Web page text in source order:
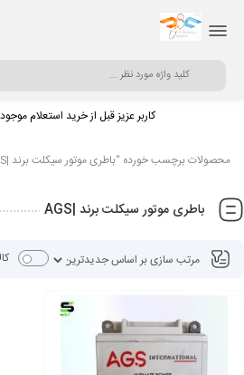
کاربر عزیز قبل از خرید استعلام
محصولات برچسب خورده “باطری موتور سیکلت برند |AGS”
باطری موتور سیکلت برند |AGS